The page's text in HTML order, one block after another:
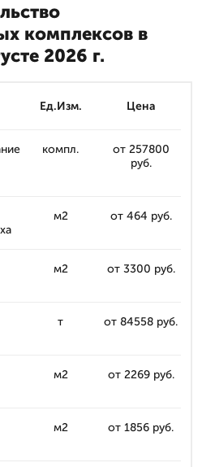
комплексов в
2026 г.
Ед.Изм. Цена
компл.
от 257800
руб.
м2 от 464 руб.
м2 от 3300 руб.
т от 84558 руб.
м2 от 2269 руб.
м2 от 1856 руб.